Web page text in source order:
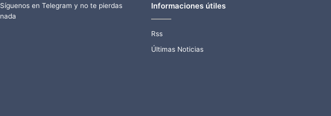
Síguenos en Telegram y no te pierdas
nada
Informaciones útiles
Rss
Últimas Noticias